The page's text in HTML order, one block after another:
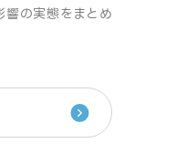
響の実態をまとめ